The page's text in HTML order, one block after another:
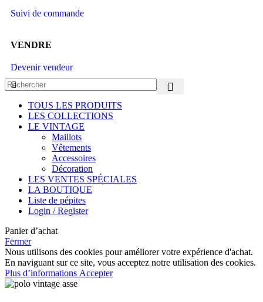
Suivi de commande
VENDRE
Devenir vendeur
TOUS LES PRODUITS
LES COLLECTIONS
LE VINTAGE
Maillots
Vêtements
Accessoires
Décoration
LES VENTES SPÉCIALES
LA BOUTIQUE
Liste de pépites
Login / Register
Panier d’achat
Fermer
Nous utilisons des cookies pour améliorer votre expérience d'achat.
En naviguant sur ce site, vous acceptez notre utilisation des cookies.
Plus d’informations Accepter